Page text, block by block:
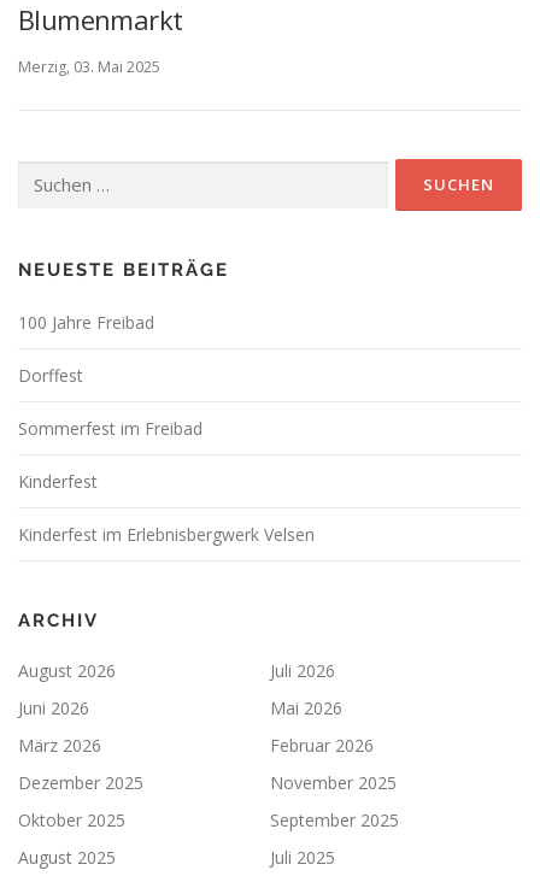
Blumenmarkt
Merzig, 03. Mai 2025
nach:
NEUESTE BEITRÄGE
100 Jahre Freibad
Dorffest
Sommerfest im Freibad
Kinderfest
Kinderfest im Erlebnisbergwerk Velsen
ARCHIV
August 2026
Juli 2026
Juni 2026
Mai 2026
März 2026
Februar 2026
Dezember 2025
November 2025
Oktober 2025
September 2025
August 2025
Juli 2025